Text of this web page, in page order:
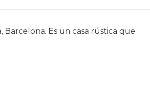
Barcelona. Es un casa rústica que